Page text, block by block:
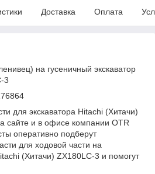
Доставка Оплата
на гусеничный экскаватор
3
для экскаватора Hitachi (Хитачи)
сайте и в офисе компании OTR
оперативно подберут
для ходовой части на
(Хитачи) ZX180LC-3 и помогут